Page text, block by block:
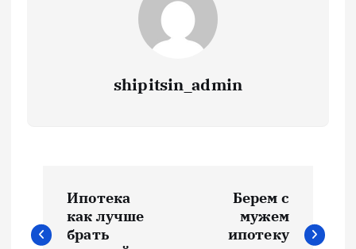
shipitsin_admin
а
Ипотека
как лучше
брать
Берем с
мужем
ипотеку